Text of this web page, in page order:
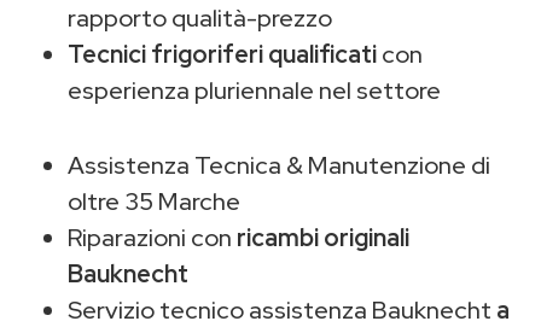
rapporto qualità-prezzo
Tecnici frigoriferi qualificaticon
esperienza pluriennale nel settore
Assistenza Tecnica & Manutenzione di
oltre 35 Marche
Riparazioni con ricambi originali
Bauknecht
Servizio tecnico assistenza Bauknecht a